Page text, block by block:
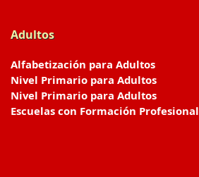
Adultos
Alfabetización para Adultos
Nivel Primario para Adultos
Nivel Primario para Adultos
Escuelas con Formación